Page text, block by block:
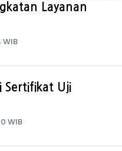
Layanan
WIB
Sertifikat Uji
WIB